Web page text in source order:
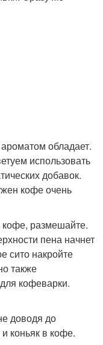
обладает.
использовать
добавок.
кофе очень
кофе, размешайте.
пена начнет
сито накройте
также
кофеварки.
доводя до
коньяк в кофе.